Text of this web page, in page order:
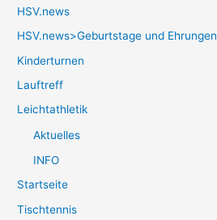
HSV.news
HSV.news>Geburtstage und Ehrungen
Kinderturnen
Lauftreff
Leichtathletik
Aktuelles
INFO
Startseite
Tischtennis